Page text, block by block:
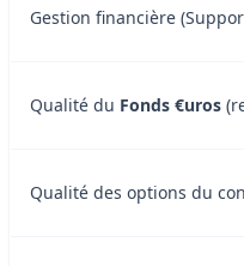
Gestion financière
Qualité du Fonds €uros
Qualité des options du